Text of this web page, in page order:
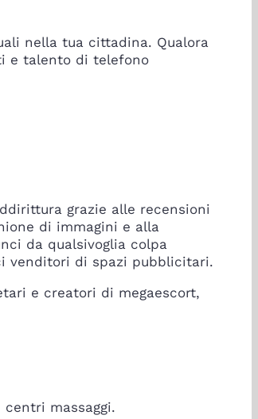
nella tua cittadina. Qualora
e talento di telefono
grazie alle recensioni
di immagini e alla
da qualsivoglia colpa
venditori di spazi pubblicitari.
e creatori di megaescort,
massaggi.